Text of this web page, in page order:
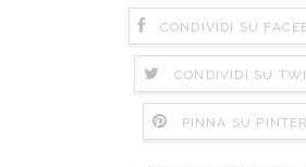
CONDIVIDI SU
CONDIVIDI SU
PINNA SU